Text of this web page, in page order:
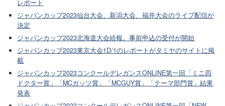
レポート
ジャパンカップ2023仙台大会、新潟大会、福井大会のライブ配信が
決定
ジャパンカップ2023北海道大会続報。事前申込の受付が開始
ジャパンカップ2023東京大会1D/1のレポートがタミヤのサイトに掲
載
ジャパンカップ2023コンクールデレガンスONLINE第一回「ミニ四
ドクター賞」「MCガッツ賞」「MCGUY賞」「テーマ部門賞」結果
発表